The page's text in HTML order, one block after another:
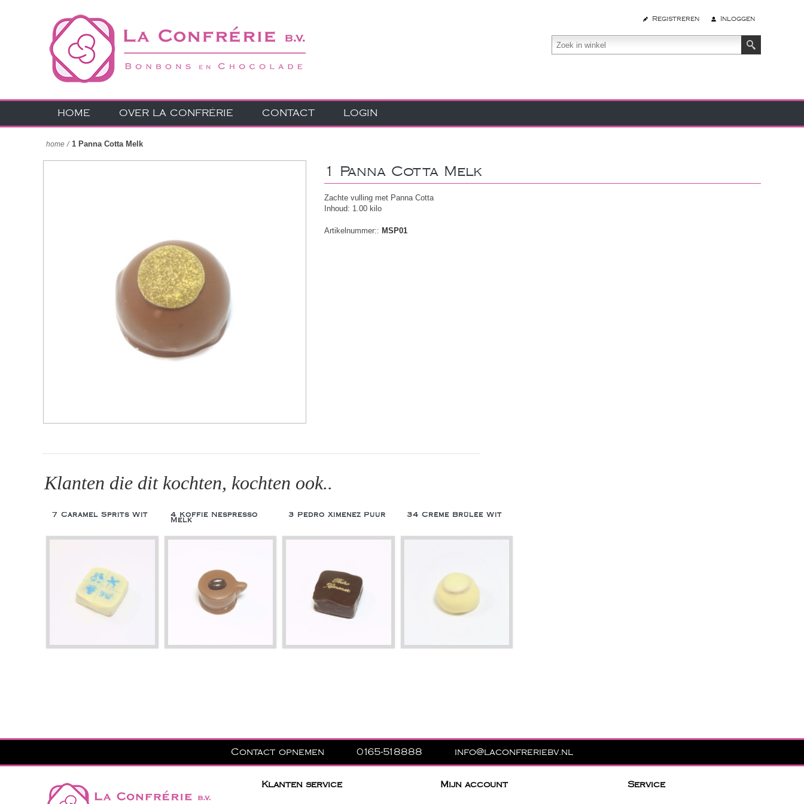
Registreren Inloggen
HOME OVER LA CONFRÉRIE CONTACT LOGIN
home / 1 Panna Cotta Melk
1 Panna Cotta Melk
Zachte vulling met Panna Cotta
Inhoud: 1.00 kilo
Artikelnummer:: MSP01
Klanten die dit kochten, kochten ook..
7 Caramel Sprits Wit
4 Koffie Nespresso
Melk
3 Pedro Ximenez Puur 34 Crème Brûlée Wit
Contact opnemen 0165-518888 info@laconfreriebv.nl
Klanten service Mijn account Service